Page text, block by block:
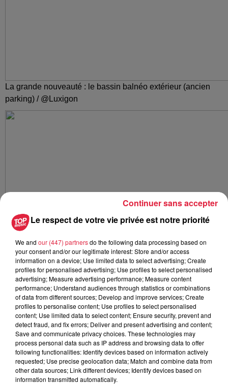
La grande nouveauté : le bassin balnéo extérieur (ancien
parking) / @Luxigon
Autre nouveauté : un espace nocture pour accueillir
différentes animations. @Luxigon
Le respect de votre vie privée est notre priorité
We and our (447) partnersdo the following data processing based on
your consent and/or our legitimate interest: Store and/or access
information on a device; Use limited data to select advertising; Create
profiles for personalised advertising; Use profiles to select personalised
advertising; Measure advertising performance; Measure content
performance; Understand audiences through statistics or combinations
of data from different sources; Develop and improve services; Create
profiles to personalise content; Use profiles to select personalised
content; Use limited data to select content; Ensure security, prevent and
detect fraud, and fix errors; Deliver and present advertising and content;
Save and communicate privacy choices. These technologies may
process personal data such as IP address and browsing data to offer
following functionalities: Identify devices based on information actively
requested; Use precise geolocation data; Match and combine data from
other data sources; Link different devices; Identify devices based on
information transmitted automatically.
Continuer sans accepter